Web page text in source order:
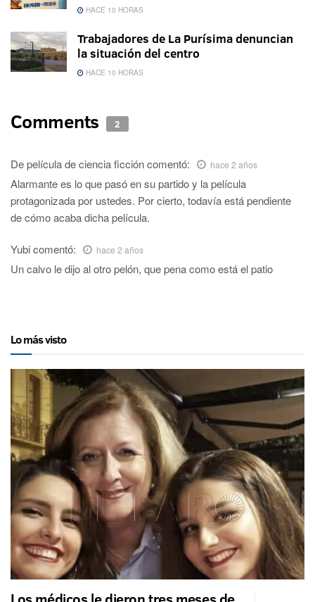
HACE 10 HORAS
Trabajadores de La Purísima denuncian
la situación del centro
HACE 10 HORAS
Comments 2
De película de ciencia ficcióncomentó: hace 2 años
Alarmante es lo que pasó en su partido y la película
protagonizada por ustedes. Por cierto, todavía está pendiente
de cómo acaba dicha película.
Yubicomentó: hace 2 años
Un calvo le dijo al otro pelón, que pena como está el patio
Lo más visto